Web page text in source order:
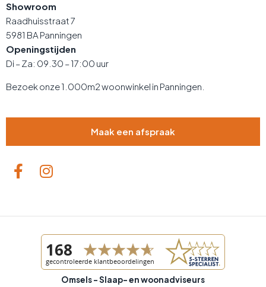
Showroom
Raadhuisstraat 7
5981 BA Panningen
Openingstijden
Di – Za: 09.30 – 17:00 uur
Bezoek onze 1.000m2 woonwinkel in Panningen.
Maak een afspraak
Omsels - Slaap- en woonadviseurs